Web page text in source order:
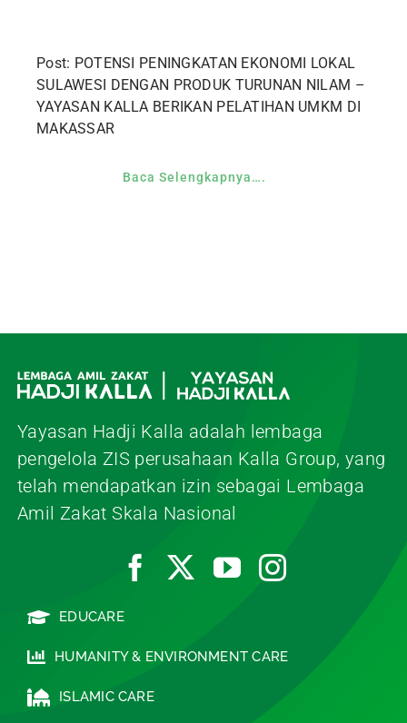
Post: POTENSI PENINGKATAN EKONOMI LOKAL
SULAWESI DENGAN PRODUK TURUNAN NILAM –
YAYASAN KALLA BERIKAN PELATIHAN UMKM DI
MAKASSAR
Baca Selengkapnya….
Yayasan Hadji Kalla adalah lembaga
pengelola ZIS perusahaan Kalla Group, yang
telah mendapatkan izin sebagai Lembaga
Amil Zakat Skala Nasional
EDUCARE
HUMANITY & ENVIRONMENT CARE
ISLAMIC CARE